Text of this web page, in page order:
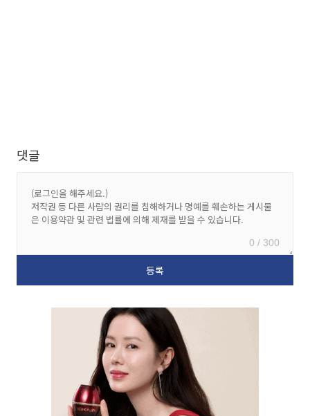
댓글
0 / 300